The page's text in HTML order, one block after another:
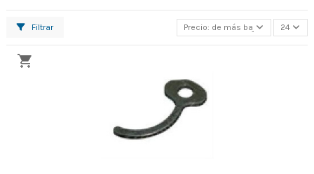
Filtrar Precio: de más bajo a más alto
24